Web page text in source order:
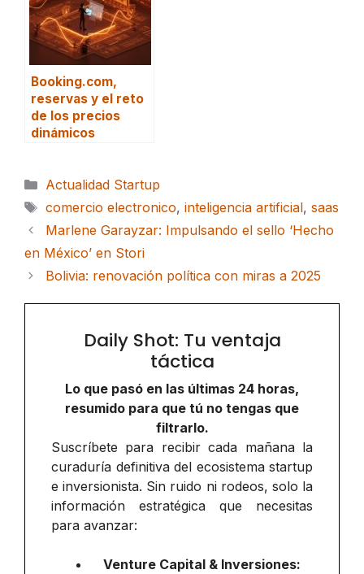
Booking.com,
reservas y el reto
de los precios
dinámicos
Categorías
Actualidad Startup
Etiquetas
comercio electronico, inteligencia artificial, saas
Marlene Garayzar: Impulsando el sello ‘Hecho
en México’ en Stori
Bolivia: renovación política con miras a 2025
Daily Shot: Tu ventaja
táctica
Lo que pasó en las últimas 24 horas,
resumido para que tú no tengas que
filtrarlo.
Suscríbete para recibir cada mañana la
curaduría definitiva del ecosistema startup
e inversionista. Sin ruido ni rodeos, solo la
información estratégica que necesitas
para avanzar:
Venture Capital & Inversiones: